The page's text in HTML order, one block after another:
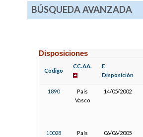
BÚSQUEDA AVANZADA
Disposiciones
Código
CC.AA.
F.
Disposición
1890
País
Vasco
14/05/2002
10028
País
06/06/2005